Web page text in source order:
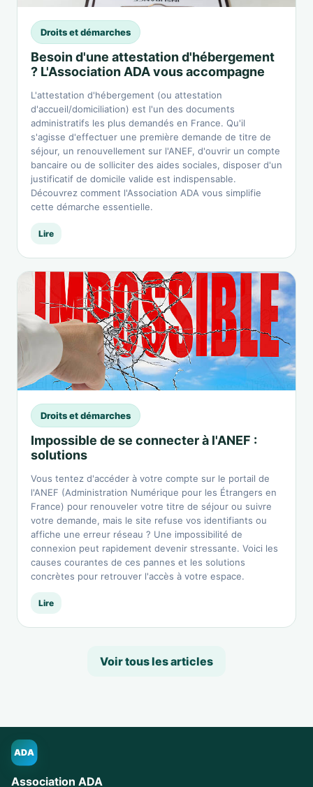
Droits et démarches
Besoin d'une attestation d'hébergement
? L'Association ADA vous accompagne
L'attestation d'hébergement (ou attestation
d'accueil/domiciliation) est l'un des documents
administratifs les plus demandés en France. Qu'il
s'agisse d'effectuer une première demande de titre de
séjour, un renouvellement sur l'ANEF, d'ouvrir un compte
bancaire ou de solliciter des aides sociales, disposer d'un
justificatif de domicile valide est indispensable.
Découvrez comment l'Association ADA vous simplifie
cette démarche essentielle.
Lire
Droits et démarches
Impossible de se connecter à l'ANEF :
solutions
Vous tentez d'accéder à votre compte sur le portail de
l'ANEF (Administration Numérique pour les Étrangers en
France) pour renouveler votre titre de séjour ou suivre
votre demande, mais le site refuse vos identifiants ou
affiche une erreur réseau ? Une impossibilité de
connexion peut rapidement devenir stressante. Voici les
causes courantes de ces pannes et les solutions
concrètes pour retrouver l'accès à votre espace.
Lire
Voir tous les articles
ADA
Association ADA